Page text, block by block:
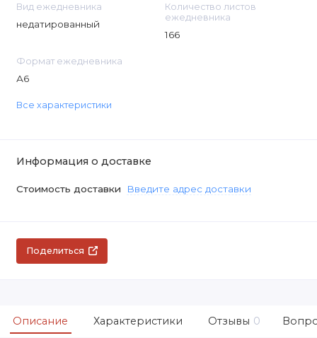
Вид ежедневника
недатированный
Количество листов
ежедневника
166
Формат ежедневника
А6
Все характеристики
Информация о доставке
Стоимость доставки Введите адрес доставки
Поделиться
Описание Характеристики Отзывы 0